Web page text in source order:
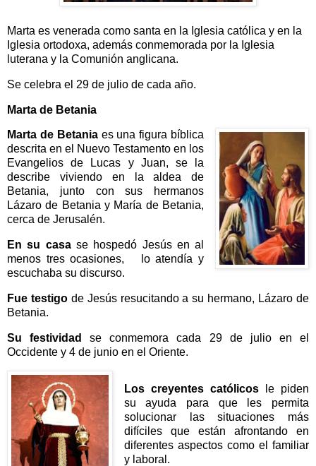
Marta es venerada como santa en la Iglesia católica y en la
Iglesia ortodoxa, además conmemorada por la Iglesia
luterana y la Comunión anglicana.
Se celebra el 29 de julio de cada año.
Marta de Betania
Marta de Betaniaes una figura bíblica
descrita en el Nuevo Testamento en los
Evangelios de Lucas y Juan, se la
describe viviendo en la aldea de
Betania, junto con sus hermanos
Lázaro de Betania y María de Betania,
cerca de Jerusalén.
En su casase hospedó Jesús en al
menos tres ocasiones, lo atendía y
escuchaba su discurso.
Fue testigo de Jesús resucitando a su hermano, Lázaro de
Betania.
Su festividad
se conmemora cada 29 de julio en el
Occidente y 4 de junio en el Oriente.
Los creyentes católicosle piden
su ayuda para que les permita
solucionar las situaciones más
difíciles que están afrontando en
diferentes aspectos como el familiar
y laboral.